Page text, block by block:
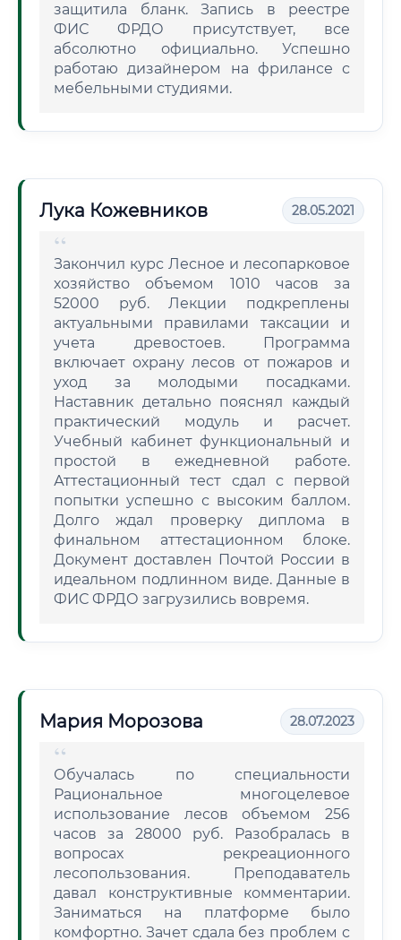
защитила бланк. Запись в реестре
ФИС ФРДО присутствует, все
абсолютно официально. Успешно
работаю дизайнером на фрилансе с
мебельными студиями.
Лука Кожевников 28.05.2021
Закончил курс Лесное и лесопарковое
хозяйство объемом 1010 часов за
52000 руб. Лекции подкреплены
актуальными правилами таксации и
учета древостоев. Программа
включает охрану лесов от пожаров и
уход за молодыми посадками.
Наставник детально пояснял каждый
практический модуль и расчет.
Учебный кабинет функциональный и
простой в ежедневной работе.
Аттестационный тест сдал с первой
попытки успешно с высоким баллом.
Долго ждал проверку диплома в
финальном аттестационном блоке.
Документ доставлен Почтой России в
идеальном подлинном виде. Данные в
ФИС ФРДО загрузились вовремя.
Мария Морозова 28.07.2023
Обучалась по специальности
Рациональное многоцелевое
использование лесов объемом 256
часов за 28000 руб. Разобралась в
вопросах рекреационного
лесопользования. Преподаватель
давал конструктивные комментарии.
Заниматься на платформе было
комфортно. Зачет сдала без проблем с